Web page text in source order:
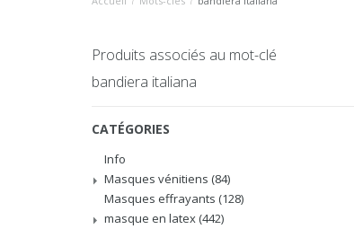
Produits associés au mot-clé
bandiera italiana
CATÉGORIES
Info
Masques vénitiens (84)
Masques effrayants (128)
masque en latex (442)